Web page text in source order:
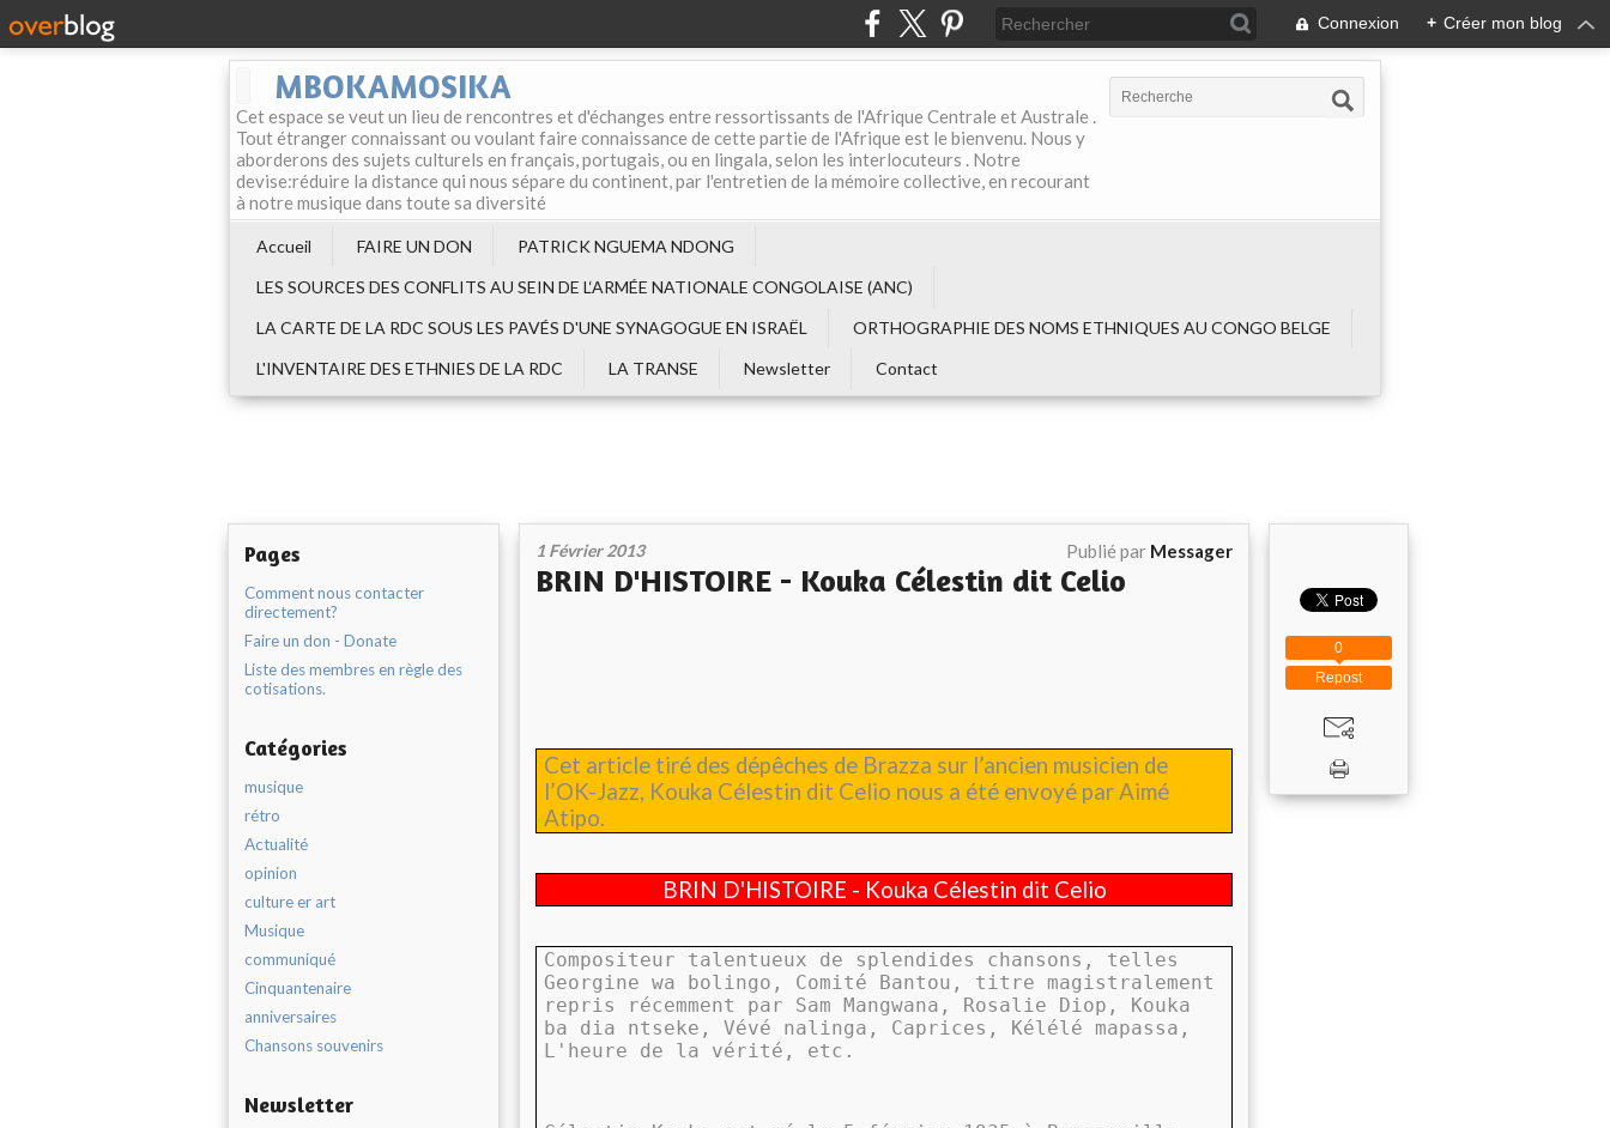
Connexion + Créer mon blog
MBOKAMOSIKA
Cet espace se veut un lieu de rencontres et d'échanges entre ressortissants de l'Afrique Centrale et Australe .
Tout étranger connaissant ou voulant faire connaissance de cette partie de l'Afrique est le bienvenu. Nous y
aborderons des sujets culturels en français, portugais, ou en lingala, selon les interlocuteurs . Notre
devise:réduire la distance qui nous sépare du continent, par l'entretien de la mémoire collective, en recourant
à notre musique dans toute sa diversité
Accueil FAIRE UN DON
PATRICK NGUEMA NDONG
LES SOURCES DES CONFLITS AU SEIN DE L‘ARMÉE NATIONALE CONGOLAISE (ANC)
LA CARTE DE LA RDC SOUS LES PAVÉS D'UNE SYNAGOGUE EN ISRAËL
ORTHOGRAPHIE DES NOMS ETHNIQUES AU CONGO BELGE
L'INVENTAIRE DES ETHNIES DE LA RDC
LA TRANSE Newsletter Contact
Pages
Comment nous contacter
directement?
Faire un don - Donate
Liste des membres en règle des
cotisations.
Catégories
musique
rétro
Actualité
opinion
culture er art
Musique
communiqué
Cinquantenaire
anniversaires
Chansons souvenirs
Newsletter
1 Février 2013 Publié par Messager
BRIN D'HISTOIRE - Kouka Célestin dit Celio
Cet article tiré des dépêches de Brazza sur l’ancien musicien de
l’OK-Jazz, Kouka Célestin dit Celio nous a été envoyé par Aimé
Atipo.
BRIN D'HISTOIRE - Kouka Célestin dit Celio
Compositeur talentueux de splendides chansons, telles
Georgine wa bolingo, Comité Bantou, titre magistralement
repris récemment par Sam Mangwana, Rosalie Diop, Kouka
ba dia ntseke, Vévé nalinga, Caprices, Kélélé mapassa,
L'heure de la vérité, etc.
Repost
0